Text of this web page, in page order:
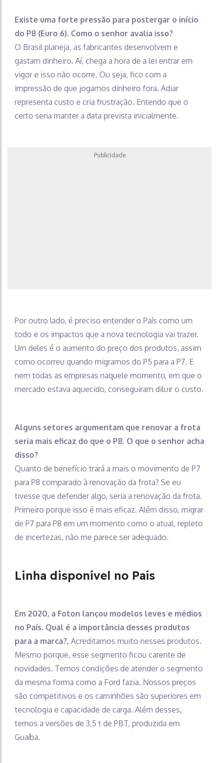
Existe uma forte pressão para postergar o início
do P8 (Euro 6). Como o senhor avalia isso?
O Brasil planeja, as fabricantes desenvolvem e
gastam dinheiro. Aí, chega a hora de a lei entrar em
vigor e isso não ocorre. Ou seja, fico com a
impressão de que jogamos dinheiro fora. Adiar
representa custo e cria frustração. Entendo que o
certo seria manter a data prevista inicialmente.
Publicidade
Por outro lado, é preciso entender o País como um
todo e os impactos que a nova tecnologia vai trazer.
Um deles é o aumento do preço dos produtos, assim
como ocorreu quando migramos do P5 para a P7. E
nem todas as empresas naquele momento, em que o
mercado estava aquecido, conseguiram diluir o custo.
Alguns setores argumentam que renovar a frota
seria mais eficaz do que o P8. O que o senhor acha
disso?
Quanto de benefício trará a mais o movimento de P7
para P8 comparado à renovação da frota? Se eu
tivesse que defender algo, seria a renovação da frota.
Primeiro porque isso é mais eficaz. Além disso, migrar
de P7 para P8 em um momento como o atual, repleto
de incertezas, não me parece ser adequado.
Linha disponível no País
Em 2020, a Foton lançou modelos leves e médios
no País. Qual é a importância desses produtos
para a marca?, Acreditamos muito nesses produtos.
Mesmo porque, esse segmento ficou carente de
novidades. Temos condições de atender o segmento
da mesma forma como a Ford fazia. Nossos preços
são competitivos e os caminhões são superiores em
tecnologia e capacidade de carga. Além desses,
temos a versões de 3,5 t de PBT, produzida em
Guaíba.